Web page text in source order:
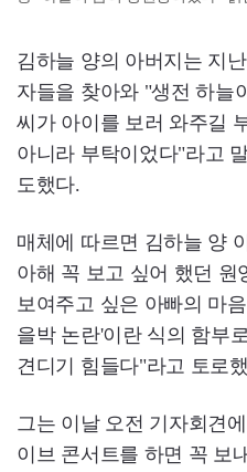
김하늘 양의 아버지는 지
자들을 찾아와 "생전 하늘
씨가 아이를 보러 와주길
아니라 부탁이었다"라고
도했다.
매체에 따르면 김하늘 양
아해 꼭 보고 싶어 했던 원
보여주고 싶은 아빠의 마
을박 논란'이란 식의 함부
견디기 힘들다"라고 토로
그는 이날 오전 기자회견
이브 콘서트를 하면 꼭 보